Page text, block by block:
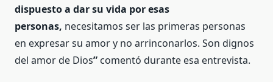
dispuesto a dar su vida por esas
personas, necesitamos ser las primeras personas
en expresar su amor y no arrinconarlos. Son dignos
del amor de Dios” comentó durante esa entrevista.